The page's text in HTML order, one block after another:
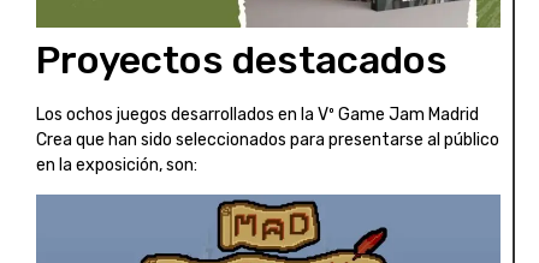
Proyectos destacados
Los ochos juegos desarrollados en la Vº Game Jam Madrid
Crea que han sido seleccionados para presentarse al público
en la exposición, son: